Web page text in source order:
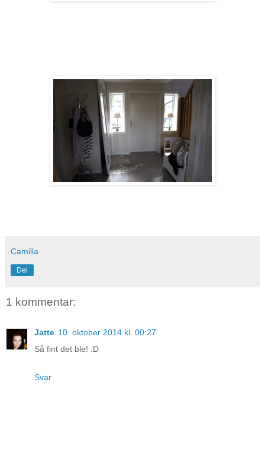
Camilla
Del
1 kommentar:
Jatte 10. oktober 2014 kl. 00:27
Så fint det ble! :D
Svar